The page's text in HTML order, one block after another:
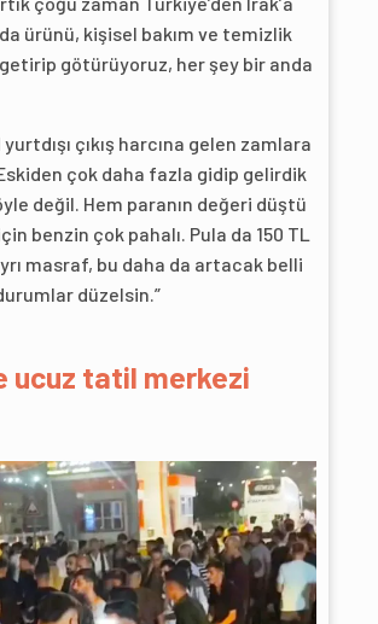
ürünü, kişisel bakım ve temizlik
götürüyoruz, her şey bir anda
çıkış harcına gelen zamlara
çok daha fazla gidip gelirdik
değil. Hem paranın değeri düştü
benzin çok pahalı. Pula da 150 TL
masraf, bu daha da artacak belli
düzelsin.”
ucuz tatil merkezi